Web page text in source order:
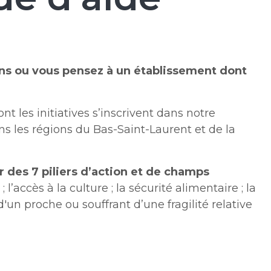
ou vous pensez à un établissement dont
les initiatives s’inscrivent dans notre
les régions du Bas-Saint-Laurent et de la
7 piliers d’action et de champs
à la culture ; la sécurité alimentaire ; la
proche ou souffrant d’une fragilité relative